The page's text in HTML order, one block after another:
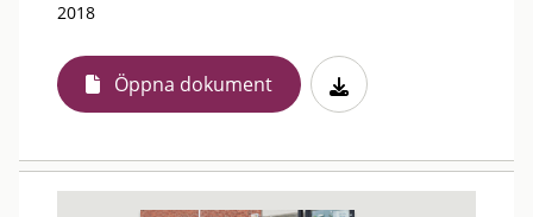
2018
Öppna dokument